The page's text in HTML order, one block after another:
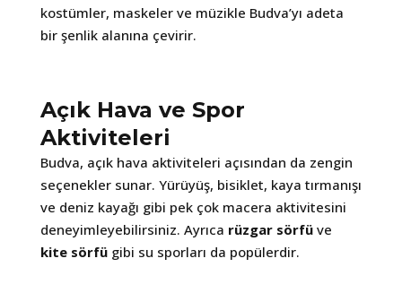
kostümler, maskeler ve müzikle Budva’yı adeta
bir şenlik alanına çevirir.
Açık Hava ve Spor
Aktiviteleri
Budva, açık hava aktiviteleri açısından da zengin
seçenekler sunar. Yürüyüş, bisiklet, kaya tırmanışı
ve deniz kayağı gibi pek çok macera aktivitesini
deneyimleyebilirsiniz. Ayrıca rüzgar sörfüve
kite sörfügibi su sporları da popülerdir.